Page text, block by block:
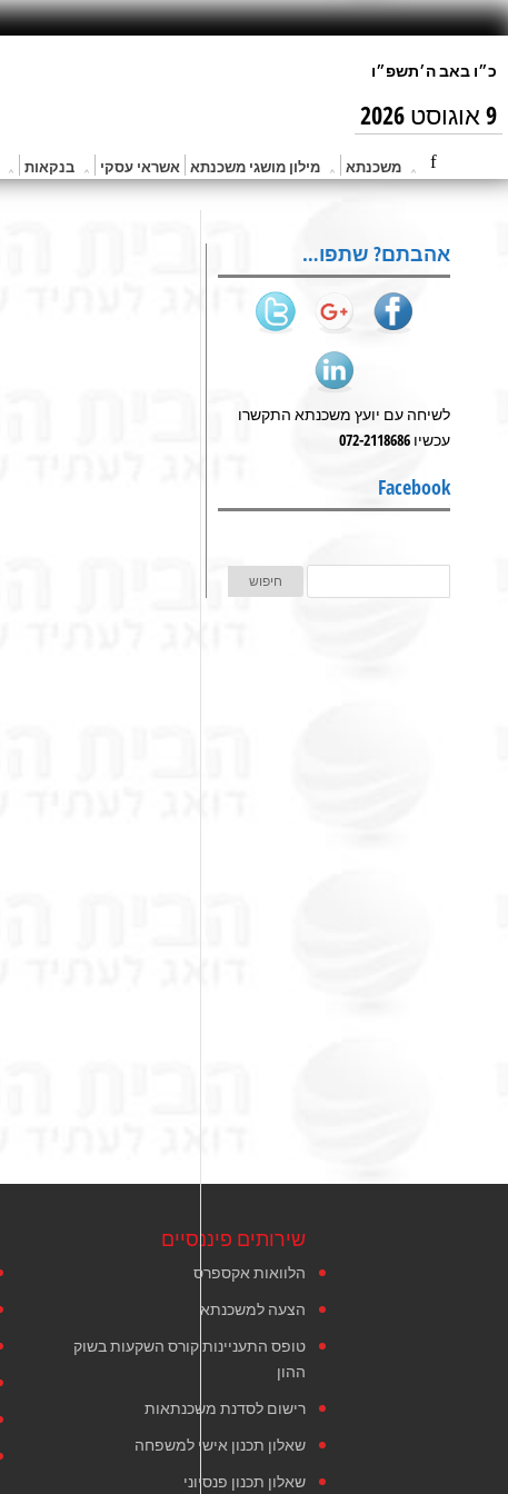
9 אוגוסט 2026
משכנתא מילון מושגי משכנתא אשראי עסקי בנקאות
אהבתם? שתפו…
לשיחה עם יועץ משכנתא התקשרו
עכשיו 072-2118686
Facebook
שירותים פיננסיים
הלוואות אקספרס
הצעה למשכנתא
טופס התעניינות קורס השקעות בשוק
ההון
רישום לסדנת משכנתאות
שאלון תכנון אישי למשפחה
שאלון תכנון פנסיוני